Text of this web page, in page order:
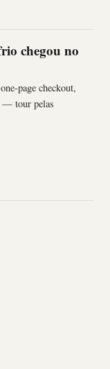
chegou no
page checkout,
— tour pelas